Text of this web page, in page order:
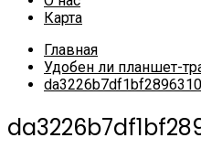
Карта
Главная
Удобен ли планшет-